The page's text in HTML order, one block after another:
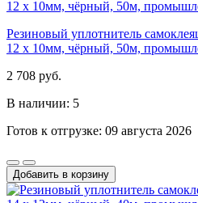
Резиновый уплотнитель
12 х 10мм, чёрный, 50м,
2 708 руб.
В наличии: 5
Готов к отгрузке: 09 августа 2026
Добавить в корзину